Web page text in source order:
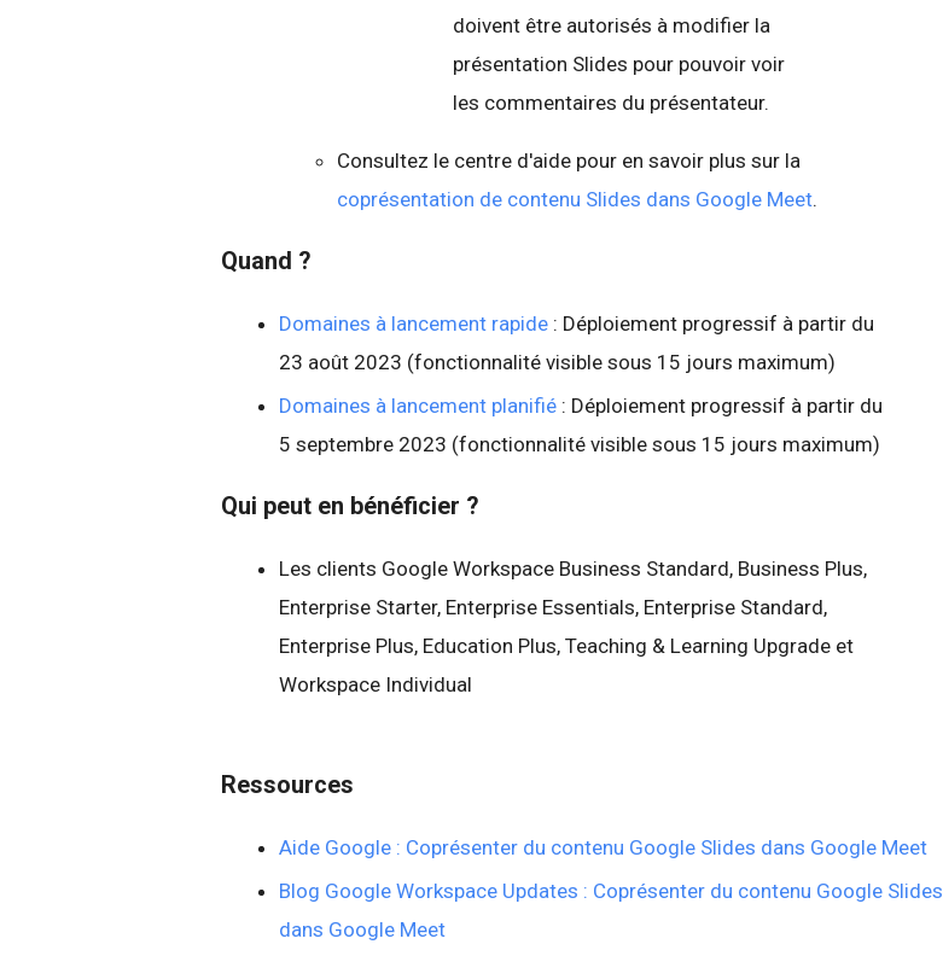
doivent être autorisés à modifier la
présentation Slides pour pouvoir voir
les commentaires du présentateur.
Consultez le centre d'aide pour en savoir plus sur la
coprésentation de contenu Slides dans Google Meet.
Quand ?
Domaines à lancement rapide : Déploiement progressif à partir du
23 août 2023 (fonctionnalité visible sous 15 jours maximum)
Domaines à lancement planifié : Déploiement progressif à partir du
5 septembre 2023 (fonctionnalité visible sous 15 jours maximum)
Qui peut en bénéficier ?
Les clients Google Workspace Business Standard, Business Plus,
Enterprise Starter, Enterprise Essentials, Enterprise Standard,
Enterprise Plus, Education Plus, Teaching & Learning Upgrade et
Workspace Individual
Ressources
Aide Google : Coprésenter du contenu Google Slides dans Google Meet
Blog Google Workspace Updates : Coprésenter du contenu Google Slides
dans Google Meet